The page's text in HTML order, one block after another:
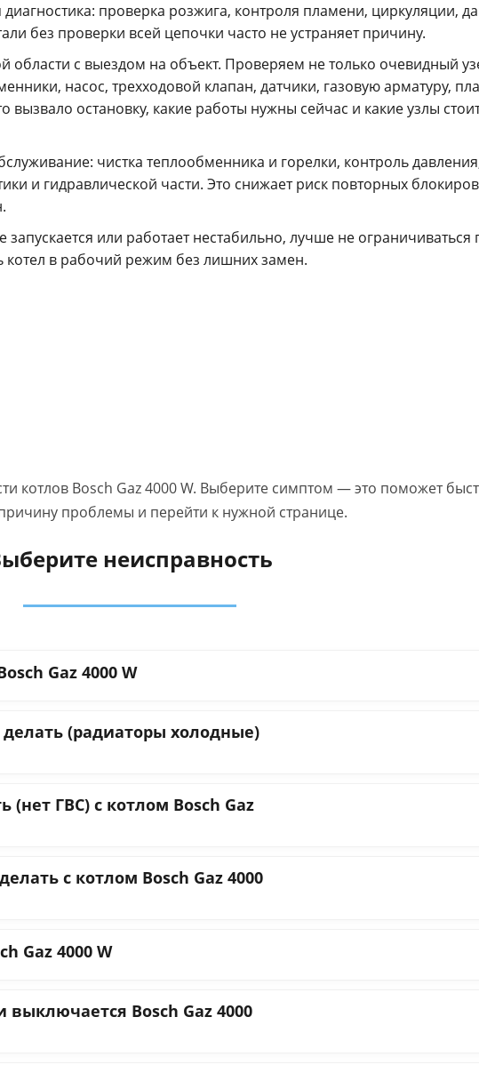
проверка розжига, контроля пламени, циркуляции,
без проверки всей цепочки часто не устраняет причину.
с выездом на объект. Проверяем не только очевидный
насос, трехходовой клапан, датчики, газовую арматуру,
остановку, какие работы нужны сейчас и какие узлы
чистка теплообменника и горелки, контроль
и гидравлической части. Это снижает риск повторных
или работает нестабильно, лучше не
котел в рабочий режим без лишних замен.
котлов Bosch Gaz 4000 W. Выберите симптом — это поможет
проблемы и перейти к нужной странице.
неисправность
Gaz 4000 W
(радиаторы холодные)
ГВС) с котлом Bosch Gaz
с котлом Bosch Gaz 4000
Gaz 4000 W
Bosch Gaz 4000